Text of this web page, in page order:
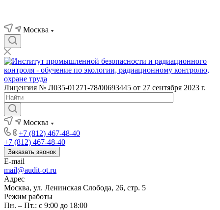
Москва
Лицензия № Л035-01271-78/00693445 от 27 сентября 2023 г.
Москва
+7 (812) 467-48-40
+7 (812) 467-48-40
Заказать звонок
E-mail
mail@audit-ot.ru
Адрес
Москва, ул. Ленинская Слобода, 26, стр. 5
Режим работы
Пн. – Пт.: с 9:00 до 18:00